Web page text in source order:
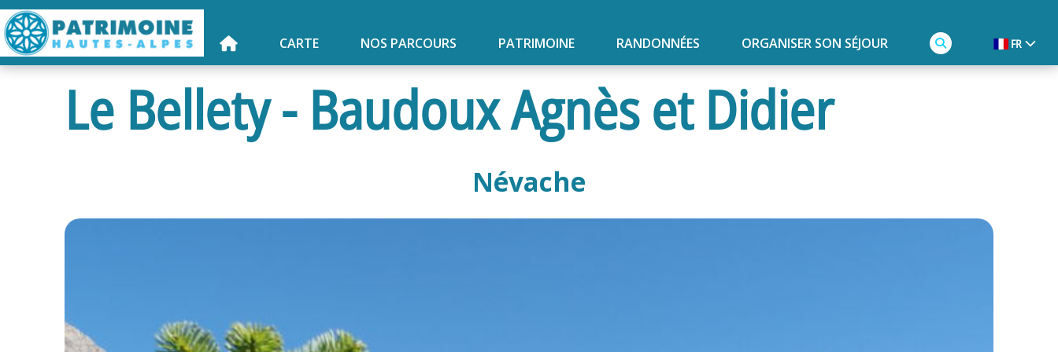
CARTE NOS PARCOURS PATRIMOINE RANDONNÉES ORGANISER SON SÉJOUR FR
Le Bellety - Baudoux Agnès et Didier
Névache